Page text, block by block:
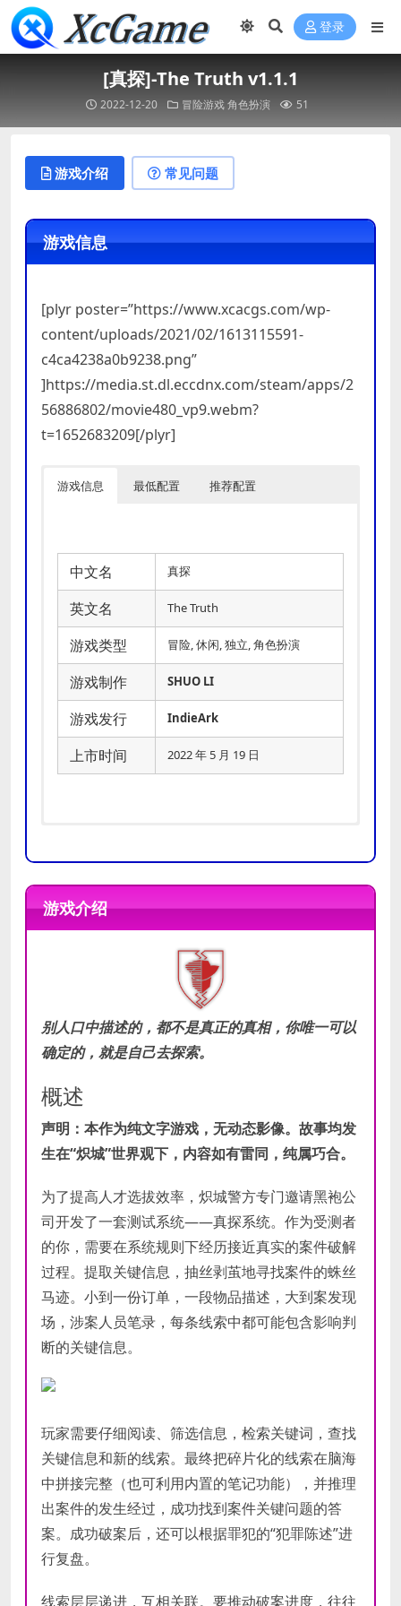
登录
[真探]-The Truth v1.1.1
2022-12-20 冒险游戏 角色扮演 51
游戏介绍 常见问题
游戏信息
[plyr poster=”https://www.xcacgs.com/wp-
content/uploads/2021/02/1613115591-
c4ca4238a0b9238.png”
]https://media.st.dl.eccdnx.com/steam/apps/2
56886802/movie480_vp9.webm?
t=1652683209[/plyr]
游戏信息 最低配置 推荐配置
中文名 真探
英文名 The Truth
游戏类型 冒险, 休闲, 独立, 角色扮演
游戏制作 SHUO LI
游戏发行 IndieArk
上市时间 2022 年 5 月 19 日
DirectX 版本:
存储空间:需要 2 GB 可用空间
100% DirectX 9.0c
compatible sound card
DirectX 版本:
存储空间:需要 4 GB 可用空间
100% DirectX 9.0c
compatible sound card
游戏介绍
别人口中描述的，都不是真正的真相，你唯一可以
确定的，就是自己去探索。
概述
声明：本作为纯文字游戏，无动态影像。故事均发
生在“炽城”世界观下，内容如有雷同，纯属巧合。
为了提高人才选拔效率，炽城警方专门邀请黑袍公
司开发了一套测试系统——真探系统。作为受测者
的你，需要在系统规则下经历接近真实的案件破解
过程。提取关键信息，抽丝剥茧地寻找案件的蛛丝
马迹。小到一份订单，一段物品描述，大到案发现
场，涉案人员笔录，每条线索中都可能包含影响判
断的关键信息。
玩家需要仔细阅读、筛选信息，检索关键词，查找
关键信息和新的线索。最终把碎片化的线索在脑海
中拼接完整（也可利用内置的笔记功能），并推理
出案件的发生经过，成功找到案件关键问题的答
案。成功破案后，还可以根据罪犯的“犯罪陈述”进
行复盘。
线索层层递进，互相关联。要推动破案进度，往往